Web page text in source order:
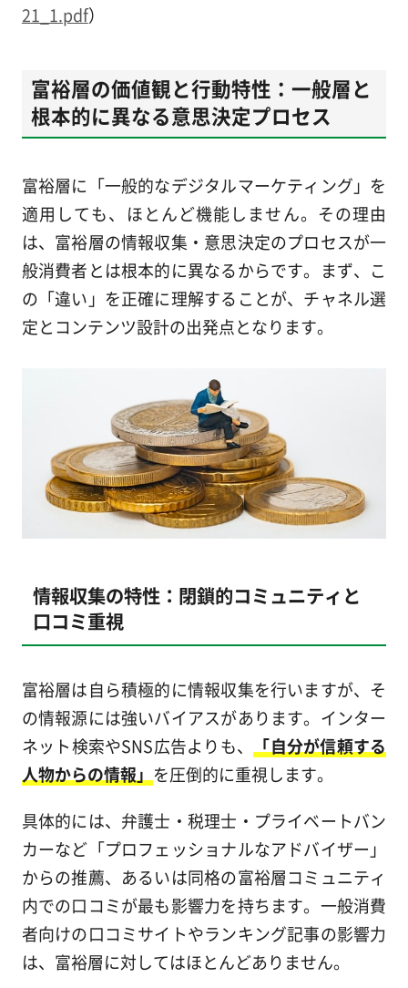
21_1.pdf）
富裕層の価値観と行動特性：一般層と
根本的に異なる意思決定プロセス
富裕層に「一般的なデジタルマーケティング」を
適用しても、ほとんど機能しません。その理由
は、富裕層の情報収集・意思決定のプロセスが一
般消費者とは根本的に異なるからです。まず、こ
の「違い」を正確に理解することが、チャネル選
定とコンテンツ設計の出発点となります。
情報収集の特性：閉鎖的コミュニティと
口コミ重視
富裕層は自ら積極的に情報収集を行いますが、そ
の情報源には強いバイアスがあります。インター
ネット検索やSNS広告よりも、
「自分が信頼する
人物からの情報」 を圧倒的に重視します。
具体的には、弁護士・税理士・プライベートバン
カーなど「プロフェッショナルなアドバイザー」
からの推薦、あるいは同格の富裕層コミュニティ
内での口コミが最も影響力を持ちます。一般消費
者向けの口コミサイトやランキング記事の影響力
は、富裕層に対してはほとんどありません。